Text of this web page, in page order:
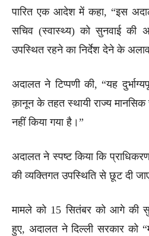
पारित एक आदेश में कहा, “इस
सचिव (स्वास्थ्य) को सुनवाई की
उपस्थित रहने का निर्देश देने के
अदालत ने टिप्पणी की, “यह
क़ानून के तहत स्थायी राज्य
नहीं किया गया है।”
अदालत ने स्पष्ट किया कि
की व्यक्तिगत उपस्थिति से छूट दी
मामले को 15 सितंबर को आगे की
हुए, अदालत ने दिल्ली सरकार को